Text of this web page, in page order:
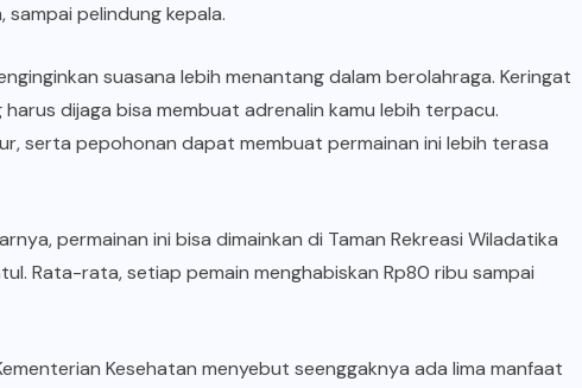
pelindung kepala.
suasana lebih menantang dalam berolahraga. Keringat
dijaga bisa membuat adrenalin kamu lebih terpacu.
serta pepohonan dapat membuat permainan ini lebih terasa
permainan ini bisa dimainkan di Taman Rekreasi Wiladatika
Rata-rata, setiap pemain menghabiskan Rp80 ribu sampai
Kesehatan menyebut seenggaknya ada lima manfaat